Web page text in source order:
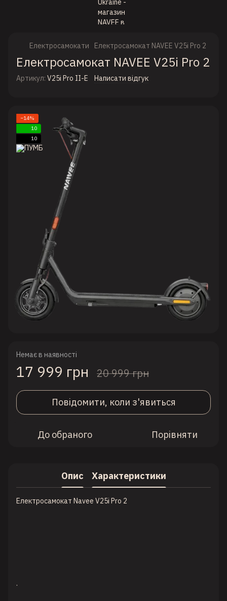
Електросамокати Електросамокат NAVEE V25i Pro 2
Електросамокат NAVEE V25i Pro 2
Артикул: V25i Pro II-E Написати відгук
−14%
10
10
Немає в наявності
17 999 грн 20 999 грн
Повідомити, коли з'явиться
До обраного Порівняти
Опис Характеристики
Електросамокат Navee V25i Pro 2
.